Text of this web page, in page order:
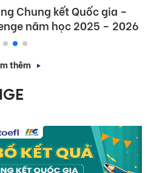
Chung kết Quốc gia –
năm học 2025 – 2026
thêm